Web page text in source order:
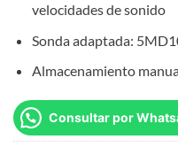
velocidades de sonido
Sonda adaptada:
Almacenamiento
Consultar por